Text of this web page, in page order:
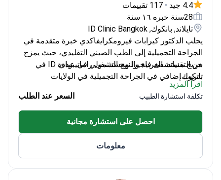
4.4 جيد •
28سنة خبره ١٦ سنة
تايلاند, بانكوك, ID Clinic Bangkok
يجلب الدكتور كيرابات فيرومكرايفاكدي خبرة متقدمة في
الجراحة التجميلية إلى الطب الصيني التقليدي، حيث يمزج
بين التقنيات الغربية والنهج الشمولي في عيادة ID في
بانكوك.
خريج مستشفى فاجيرا ومستشفى راماتيبودي
تدريب إضافي في الجراحة التجميلية في الولايات
المتحدة
أستاذ طبي في جامعة سريناخارينويروت
عضو في الجمعية التايلاندية لجراحي التجميل
اقرأ المزيد
تكلفة استشارة الطبيب السعر عند الطلب
احصل على استشارة مجانية
معلومات